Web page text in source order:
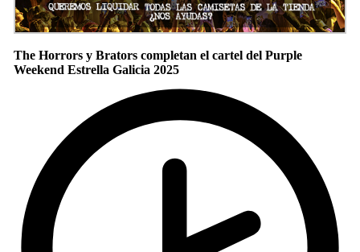
The Horrors y Brators completan el cartel del Purple
Weekend Estrella Galicia 2025